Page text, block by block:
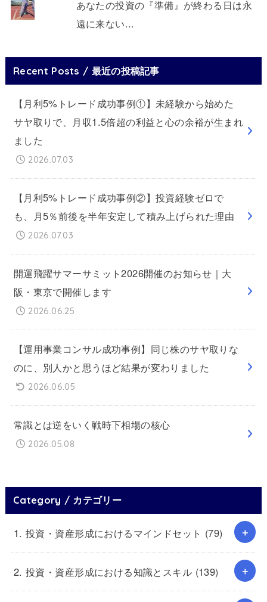
あなたの投資の『準備』が終わる日は永
遠に来ない...
Recent Posts / 最近の投稿記事
【月利5%トレード成功事例①】未経験から始めた
サヤ取りで、月収1.5倍超の利益と心の余裕が生まれ
ました
2026.07.03
【月利5%トレード成功事例②】投資経験ゼロで
も、月5％前後を半年安定して積み上げられた理由
2026.07.03
開運飛躍サマーサミット2026開催のお知らせ｜大
阪・東京で開催します
2026.06.25
【運用事業コンサル成功事例】同じ株のサヤ取りな
のに、別人かと思うほど結果が変わりました
2026.06.05
常識とは逆をいく戦時下相場の核心
2026.05.08
Category / カテゴリー
1. 投資・資産形成におけるマインドセット (79)
2. 投資・資産形成における知識とスキル (139)